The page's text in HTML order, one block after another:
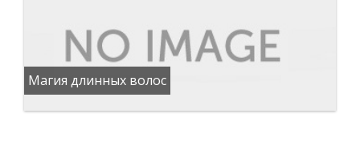
Магия длинных волос